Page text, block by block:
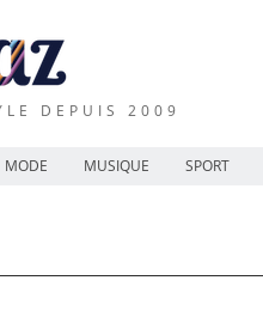
DEPUIS 2009
MODE MUSIQUE SPORT